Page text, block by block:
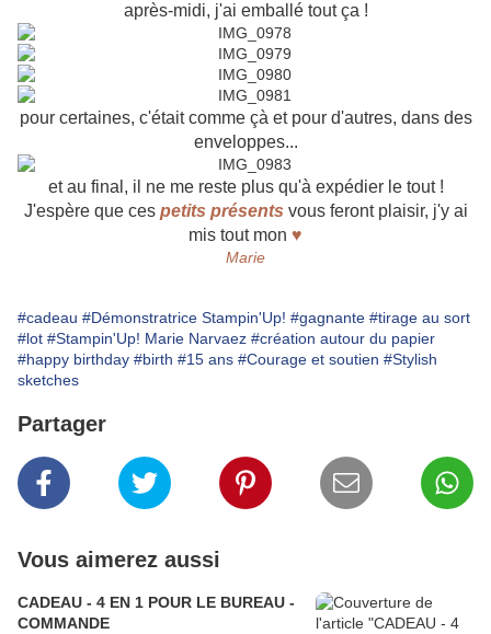
après-midi, j'ai emballé tout ça !
pour certaines, c'était comme çà et pour d'autres, dans des
enveloppes...
et au final, il ne me reste plus qu'à expédier le tout !
J'espère que ces petits présents vous feront plaisir, j'y ai
mis tout mon ♥
Marie
#cadeau #Démonstratrice Stampin'Up! #gagnante #tirage au sort
#lot #Stampin'Up! Marie Narvaez #création autour du papier
#happy birthday #birth #15 ans #Courage et soutien #Stylish
sketches
Partager
Vous aimerez aussi
CADEAU - 4 EN 1 POUR LE BUREAU -
COMMANDE